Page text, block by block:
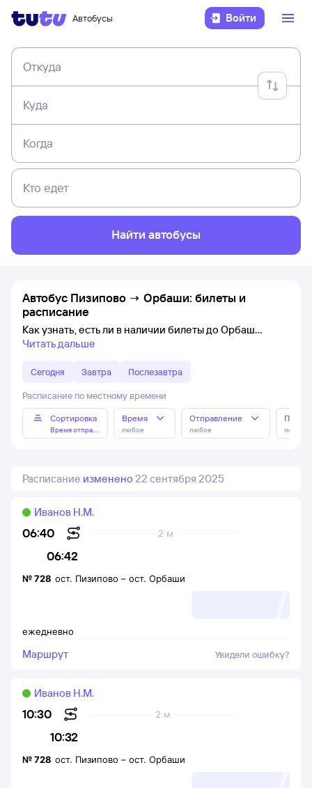
Автобусы Войти
Откуда
Куда
Когда
Кто едет
Найти автобусы
Автобус Пизипово → Орбаши: билеты и
расписание
Как узнать, есть ли в наличии билеты до Орбаш
Читать дальше
Сегодня Завтра Послезавтра
Расписание по местному времени
Сортировка
Время отправления
Время
любое
Отправление
любое любое
Расписание изменено 22 сентября 2025
06:40
06:42
2 м
Иванов Н.М.
ежедневно
№728 ост. Пизипово – ост. Орбаши
Маршрут Увидели ошибку?
10:30
10:32
2 м
Иванов Н.М.
№728 ост. Пизипово – ост. Орбаши